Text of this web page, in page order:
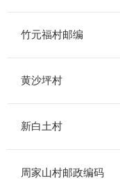
竹元福村邮编
黄沙坪村
新白土村
周家山村邮政编码